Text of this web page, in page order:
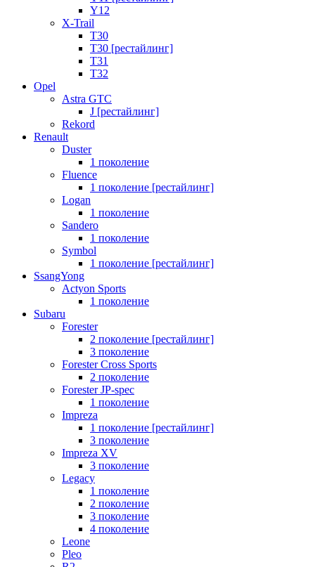
Y12
X-Trail
T30
T30 [рестайлинг]
T31
T32
Opel
Astra GTC
J [рестайлинг]
Rekord
Renault
Duster
1 поколение
Fluence
1 поколение [рестайлинг]
Logan
1 поколение
Sandero
1 поколение
Symbol
1 поколение [рестайлинг]
SsangYong
Actyon Sports
1 поколение
Subaru
Forester
2 поколение [рестайлинг]
3 поколение
Forester Cross Sports
2 поколение
Forester JP-spec
1 поколение
Impreza
1 поколение [рестайлинг]
3 поколение
Impreza XV
3 поколение
Legacy
1 поколение
2 поколение
3 поколение
4 поколение
Leone
Pleo